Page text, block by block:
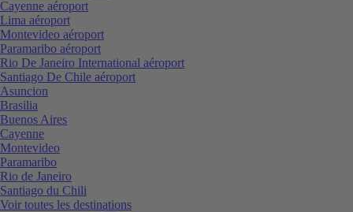
Cayenne aéroport
Lima aéroport
Montevideo aéroport
Paramaribo aéroport
Rio De Janeiro International aéroport
Santiago De Chile aéroport
Asuncion
Brasilia
Buenos Aires
Cayenne
Montevideo
Paramaribo
Rio de Janeiro
Santiago du Chili
Voir toutes les destinations